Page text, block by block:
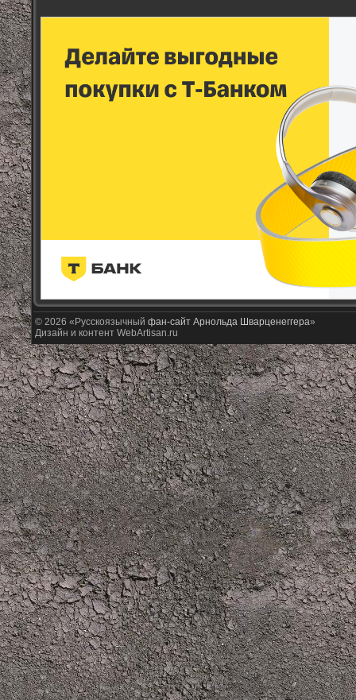
© 2026 «Русскоязычный фан-сайт Арнольда Шварценеггера»
Дизайн и контент WebArtisan.ru